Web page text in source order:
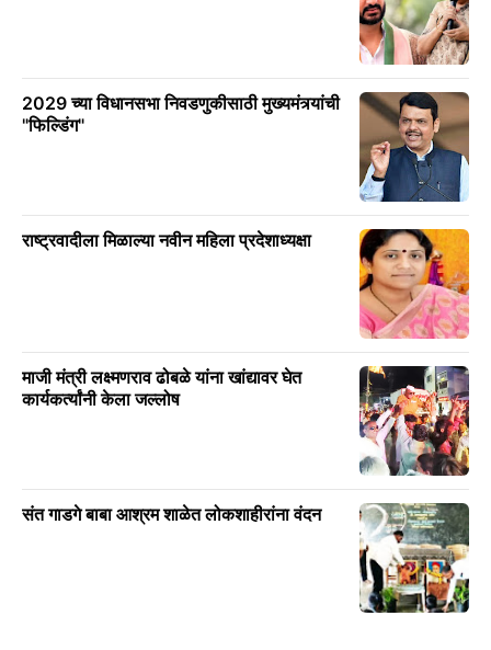
2029 च्या विधानसभा निवडणुकीसाठी मुख्यमंत्र्यांची
"फिल्डिंग"
राष्ट्रवादीला मिळाल्या नवीन महिला प्रदेशाध्यक्षा
माजी मंत्री लक्ष्मणराव ढोबळे यांना खांद्यावर घेत
कार्यकर्त्यांनी केला जल्लोष
संत गाडगे बाबा आश्रम शाळेत लोकशाहीरांना वंदन